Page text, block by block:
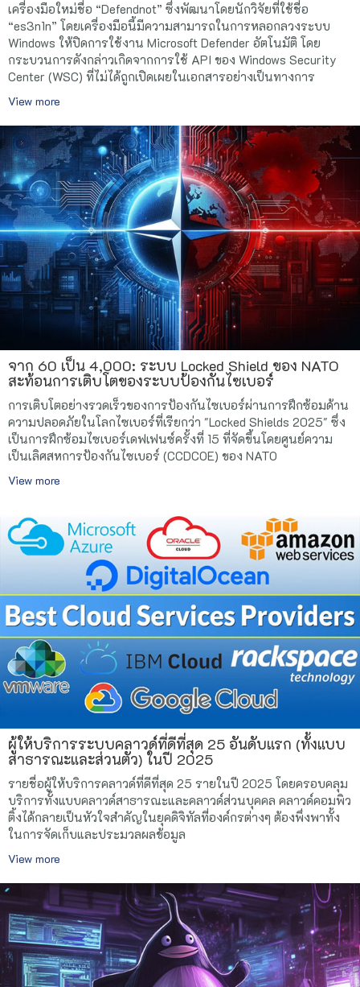
เครื่องมือใหม่ชื่อ “Defendnot” ซึ่งพัฒนาโดยนักวิจัยที่ใช้ชื่อ
“es3n1n” โดยเครื่องมือนี้มีความสามารถในการหลอกลวงระบบ
Windows ให้ปิดการใช้งาน Microsoft Defender อัตโนมัติ โดย
กระบวนการดังกล่าวเกิดจากการใช้ API ของ Windows Security
Center (WSC) ที่ไม่ได้ถูกเปิดเผยในเอกสารอย่างเป็นทางการ
View more
จาก 60 เป็น 4,000: ระบบ Locked Shield ของ NATO
สะท้อนการเติบโตของระบบป้องกันไซเบอร์
การเติบโตอย่างรวดเร็วของการป้องกันไซเบอร์ผ่านการฝึกซ้อมด้าน
ความปลอดภัยในโลกไซเบอร์ที่เรียกว่า "Locked Shields 2025" ซึ่ง
เป็นการฝึกซ้อมไซเบอร์เดฟเฟนซ์ครั้งที่ 15 ที่จัดขึ้นโดยศูนย์ความ
เป็นเลิศสหการป้องกันไซเบอร์ (CCDCOE) ของ NATO
View more
ผู้ให้บริการระบบคลาวด์ที่ดีที่สุด 25 อันดับแรก (ทั้งแบบ
สาธารณะและส่วนตัว) ในปี 2025
รายชื่อผู้ให้บริการคลาวด์ที่ดีที่สุด 25 รายในปี 2025 โดยครอบคลุม
บริการทั้งแบบคลาวด์สาธารณะและคลาวด์ส่วนบุคคล คลาวด์คอมพิว
ติ้งได้กลายเป็นหัวใจสำคัญในยุคดิจิทัลที่องค์กรต่างๆ ต้องพึ่งพาทั้ง
ในการจัดเก็บและประมวลผลข้อมูล
View more